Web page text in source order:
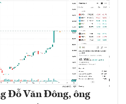
Đỗ Văn Đông, ông